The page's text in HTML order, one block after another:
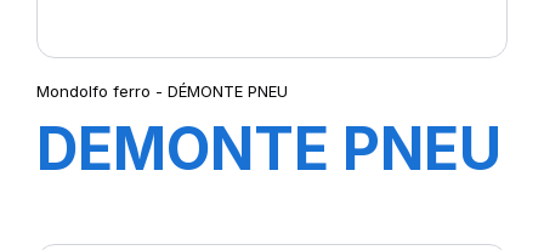
Mondolfo ferro - DÉMONTE PNEU
DEMONTE PNEU